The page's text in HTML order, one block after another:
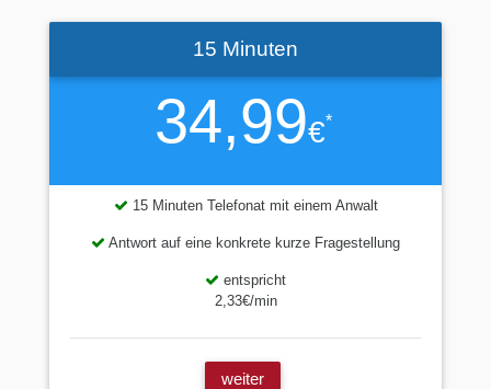
34,99€*
15 Minuten
15 Minuten Telefonat mit einem Anwalt
Antwort auf eine konkrete kurze Fragestellung
entspricht
2,33€/min
weiter